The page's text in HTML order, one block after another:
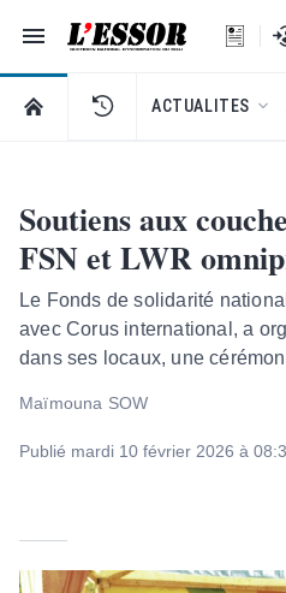
Navigation
L'Essor - retour à la
RETOUR À LA PAGE D’ACCUEIL DE
ACTUALITES
Soutiens aux
FSN et LWR
Le Fonds de solidarité
avec Corus international, a
dans ses locaux, une
Maïmouna SOW
Publié mardi 10 février 2026 à